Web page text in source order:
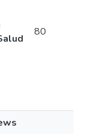
80